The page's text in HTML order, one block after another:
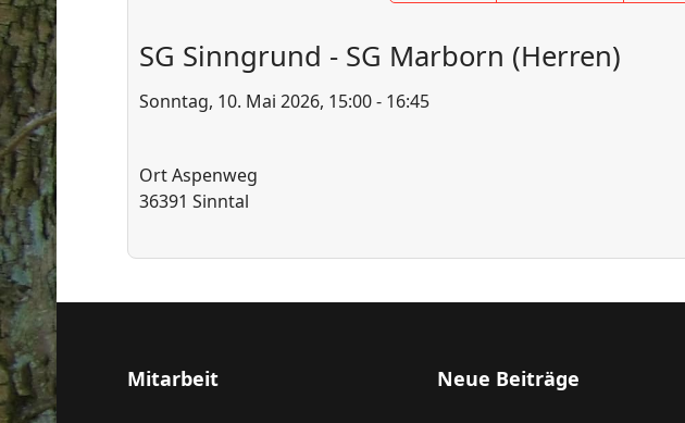
SG Sinngrund - SG Marborn (Herren)
Sonntag, 10. Mai 2026, 15:00 - 16:45
OrtAspenweg
36391 Sinntal
Mitarbeit Neue Beiträge
anzeigen